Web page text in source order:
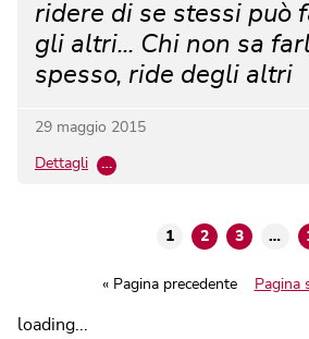
ridere di se stessi può
gli altri... Chi non sa
spesso, ride degli altri
29 maggio 2015
Dettagli …
1 2 3 …
« Pagina precedente Pagina
loading...